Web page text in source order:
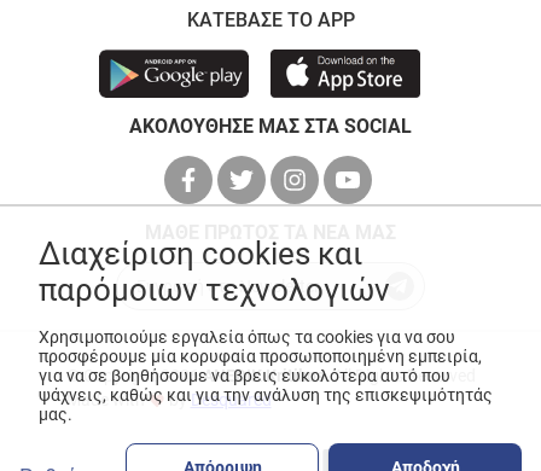
ΚΑΤΕΒΑΣΕ ΤΟ APP
ΑΚΟΛΟΥΘΗΣΕ ΜΑΣ ΣΤΑ SOCIAL
© Copyright 2026ANEDIK Kritikos. All Rights Reserved
Made with
byDesquared
Διαχείριση cookies και
παρόμοιων τεχνολογιών
Χρησιμοποιούμε εργαλεία όπως τα cookies για να σου
προσφέρουμε μία κορυφαία προσωποποιημένη εμπειρία,
για να σε βοηθήσουμε να βρεις ευκολότερα αυτό που
ψάχνεις, καθώς και για την ανάλυση της επισκεψιμότητάς
μας.